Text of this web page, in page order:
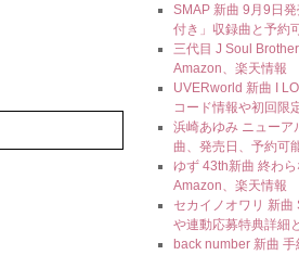
SMAP 新曲 9月9日
付き」収録曲と予約
三代目 J Soul
Amazon、楽天情報
UVERworld 新曲 I
コード情報や初回限
浜崎あゆみ ニューア
曲、発売日、予約可
ゆず 43th新曲 終わ
Amazon、楽天情報
セカイノオワリ 新曲
や連動応募特典詳細
back number 新曲 手